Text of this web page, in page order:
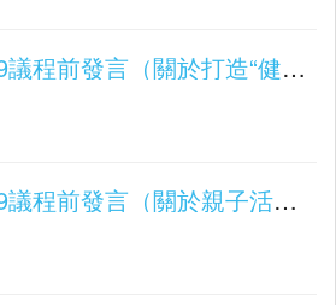
2025.07.09議程前發言（關於打造“健康澳門”）
2025.06.19議程前發言（關於親子活動優化及增加家庭支援）